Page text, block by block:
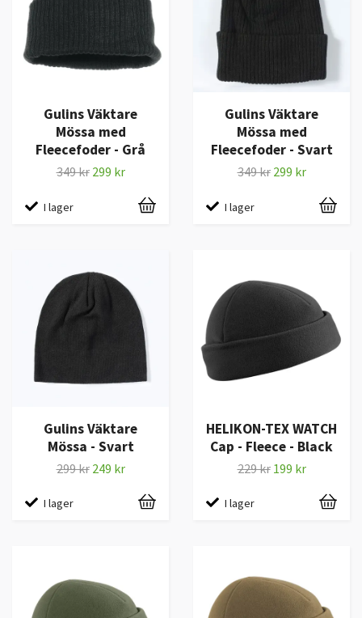
Gulins Väktare
Mössa med
Fleecefoder - Grå
349 kr 299 kr
I lager
Gulins Väktare
Mössa med
Fleecefoder - Svart
349 kr 299 kr
I lager
Gulins Väktare
Mössa - Svart
299 kr 249 kr
I lager
HELIKON-TEX WATCH
Cap - Fleece - Black
229 kr 199 kr
I lager